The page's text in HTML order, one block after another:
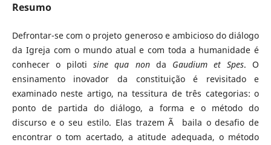
Resumo
Defrontar-se com o projeto generoso e ambicioso do diálogo
da Igreja com o mundo atual e com toda a humanidade é
conhecer o pilotisine qua non da Gaudium et Spes. O
ensinamento inovador da constituição é revisitado e
examinado neste artigo, na tessitura de três categorias: o
ponto de partida do diálogo, a forma e o método do
discurso e o seu estilo. Elas trazem Ã baila o desafio de
encontrar o tom acertado, a atitude adequada, o método